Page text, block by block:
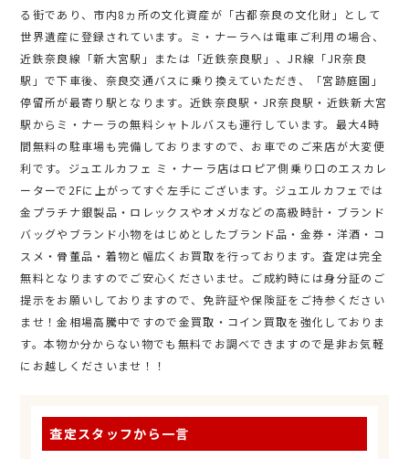
る街であり、市内8ヵ所の文化資産が「古都奈良の文化財」として
世界遺産に登録されています。ミ・ナーラへは電車ご利用の場合、
近鉄奈良線「新大宮駅」または「近鉄奈良駅」、JR線「JR奈良
駅」で下車後、奈良交通バスに乗り換えていただき、「宮跡庭園」
停留所が最寄り駅となります。近鉄奈良駅・JR奈良駅・近鉄新大宮
駅からミ・ナーラの無料シャトルバスも運行しています。最大4時
間無料の駐車場も完備しておりますので、お車でのご来店が大変便
利です。ジュエルカフェ ミ・ナーラ店はロピア側乗り口のエスカレ
ーターで2Fに上がってすぐ左手にございます。ジュエルカフェでは
金プラチナ銀製品・ロレックスやオメガなどの高級時計・ブランド
バッグやブランド小物をはじめとしたブランド品・金券・洋酒・コ
スメ・骨董品・着物と幅広くお買取を行っております。査定は完全
無料となりますのでご安心くださいませ。ご成約時には身分証のご
提示をお願いしておりますので、免許証や保険証をご持参ください
ませ！金相場高騰中ですので金買取・コイン買取を強化しておりま
す。本物か分からない物でも無料でお調べできますので是非お気軽
にお越しくださいませ！！
査定スタッフから一言